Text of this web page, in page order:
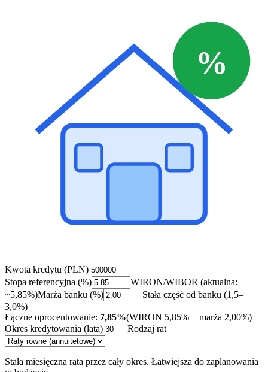
%
Kwota kredytu (PLN)
Stopa referencyjna (%)
WIRON/WIBOR (aktualna:
~5,85%)Marża banku (%)
Stała część od banku (1,5–
3,0%)
Łączne oprocentowanie: 7,85%(WIRON 5,85% + marża 2,00%)
Okres kredytowania (lata)
Rodzaj rat
Stała miesięczna rata przez cały okres. Łatwiejsza do zaplanowania